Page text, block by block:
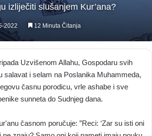
izliječiti slušanjem Kur’ana?
2022 12 Minuta Čitanja
Uzvišenom Allahu, Gospodaru svih
salavat i selam na Poslanika Muhammeda,
časnu porodicu, vrle ashabe i sve
sunneta do Sudnjeg dana.
časnom poručuje: ”Reci: ‘Zar su isti oni